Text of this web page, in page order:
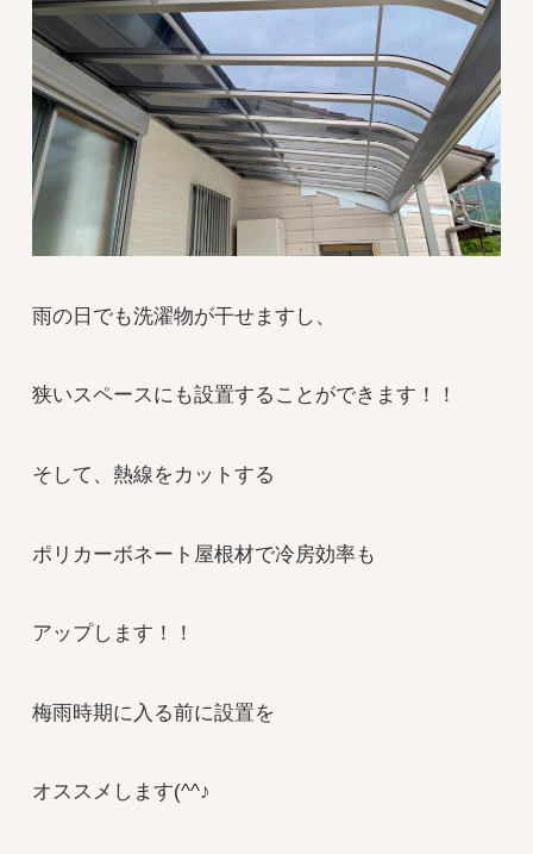
雨の日でも洗濯物が干せますし、
狭いスペースにも設置することができます！！
そして、熱線をカットする
ポリカーボネート屋根材で冷房効率も
アップします！！
梅雨時期に入る前に設置を
オススメします(^^♪